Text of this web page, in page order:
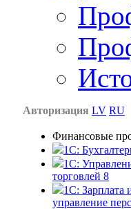
Авторизация LV RU
Финансовые
1С:
1C:
торговлей 8
1C: Зарплата
управление